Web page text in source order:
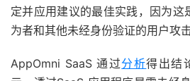
定并应用建议的最佳实践，因为这
为者和其他未经身份验证的用户攻
AppOmni SaaS 通过分析得出结